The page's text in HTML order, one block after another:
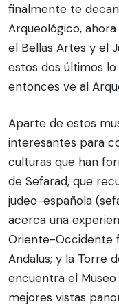
finalmente te
Arqueológico,
el Bellas Artes y el
estos dos últimos
entonces ve al
Aparte de estos
interesantes para
culturas que han
de Sefarad, que
judeo-española
acerca una
Oriente-Occidente
Andalus; y la Torre
encuentra el
mejores vistas